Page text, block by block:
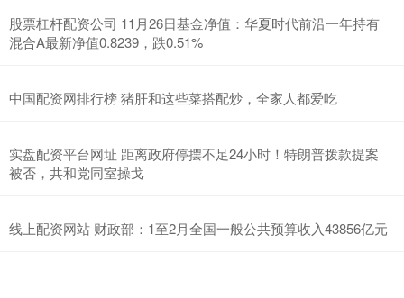
股票杠杆配资公司 11月26日基金净值：华夏时代前沿一年持有
混合A最新净值0.8239，跌0.51%
中国配资网排行榜 猪肝和这些菜搭配炒，全家人都爱吃
实盘配资平台网址 距离政府停摆不足24小时！特朗普拨款提案
被否，共和党同室操戈
线上配资网站 财政部：1至2月全国一般公共预算收入43856亿元